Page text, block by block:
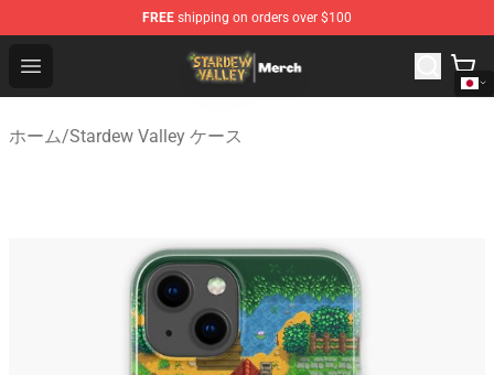
FREE shipping on orders over $100
Open menu
Stardew Valley Store - Official Stardew Valley
ホーム/Stardew Valley ケース